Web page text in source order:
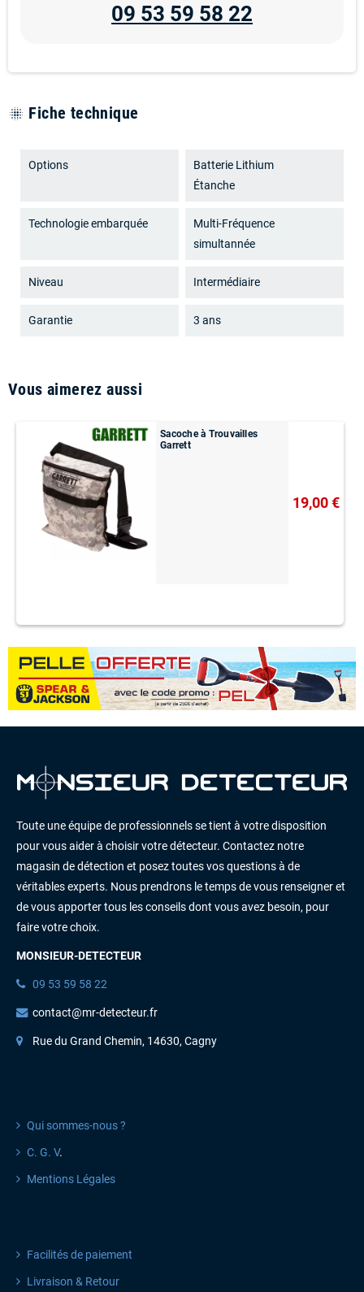
09 53 59 58 22
blur_on Fiche technique
Options
Batterie Lithium
Étanche
Technologie embarquée
Multi-Fréquence
simultannée
Niveau Intermédiaire
Garantie 3 ans
Vous aimerez aussi
Sacoche à Trouvailles
Garrett
19,00 €
Toute une équipe de professionnels se tient à votre disposition
pour vous aider à choisir votre détecteur. Contactez notre
magasin de détection et posez toutes vos questions à de
véritables experts. Nous prendrons le temps de vous renseigner et
de vous apporter tous les conseils dont vous avez besoin, pour
faire votre choix.
MONSIEUR-DETECTEUR
09 53 59 58 22
contact@mr-detecteur.fr
Rue du Grand Chemin, 14630, Cagny
Qui sommes-nous ?
C. G. V.
Mentions Légales
Facilités de paiement
Livraison & Retour